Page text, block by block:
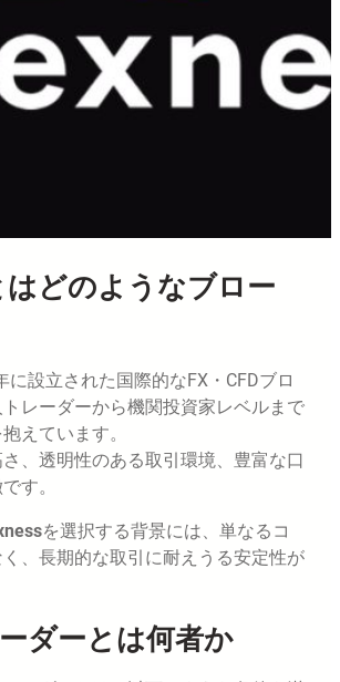
どのようなブロー
に設立された国際的なFX・CFDブロ
レーダーから機関投資家レベルまで
えています。
、透明性のある取引環境、豊富な口
す。
を選択する背景には、単なるコ
、長期的な取引に耐えうる安定性が
ダーとは何者か